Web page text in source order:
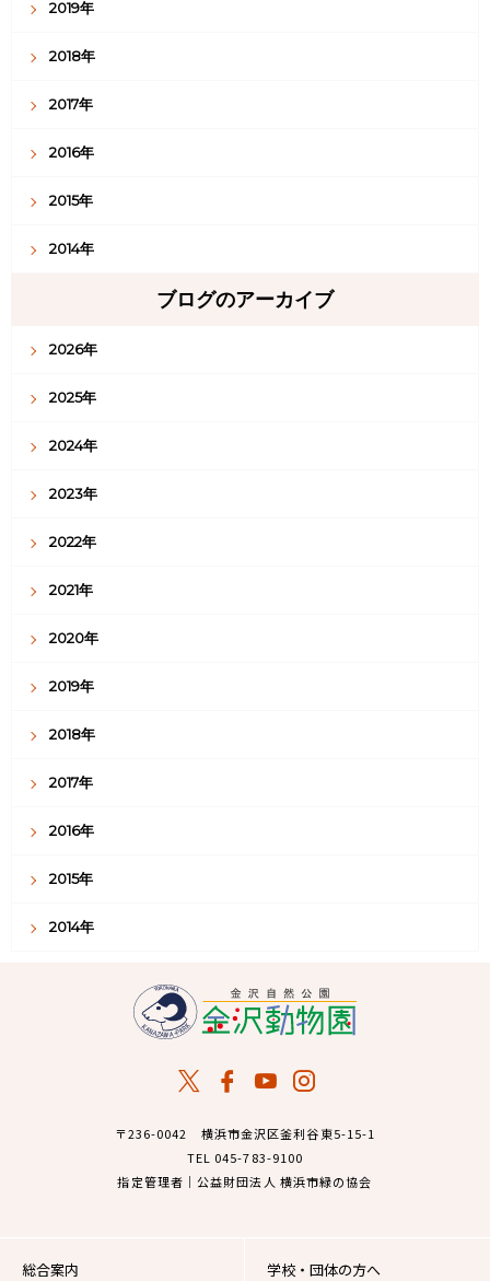
2019年
2018年
2017年
2016年
2015年
2014年
ブログのアーカイブ
2026年
2025年
2024年
2023年
2022年
2021年
2020年
2019年
2018年
2017年
2016年
2015年
2014年
〒236-0042 横浜市金沢区釜利谷東5-15-1
TEL 045-783-9100
指定管理者｜公益財団法人 横浜市緑の協会
総合案内
学校・団体の方へ